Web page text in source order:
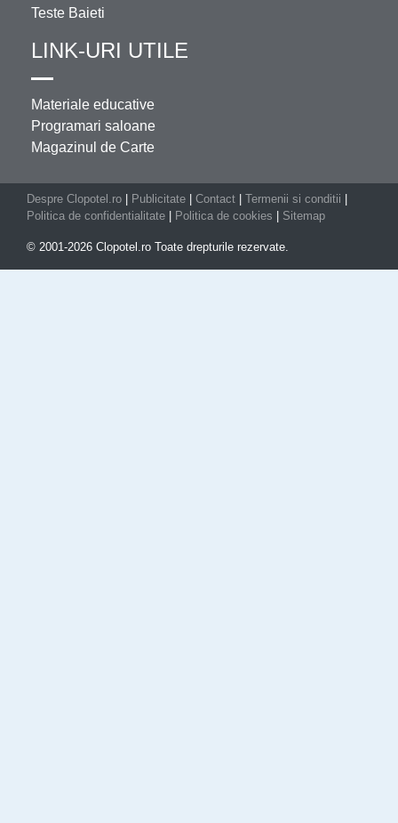
Teste Baieti
LINK-URI UTILE
Materiale educative
Programari saloane
Magazinul de Carte
Despre Clopotel.ro Publicitate Contact Termenii si conditii
Politica de confidentialitate
Politica de cookies Sitemap
© 2001-2026 Clopotel.ro Toate drepturile rezervate.